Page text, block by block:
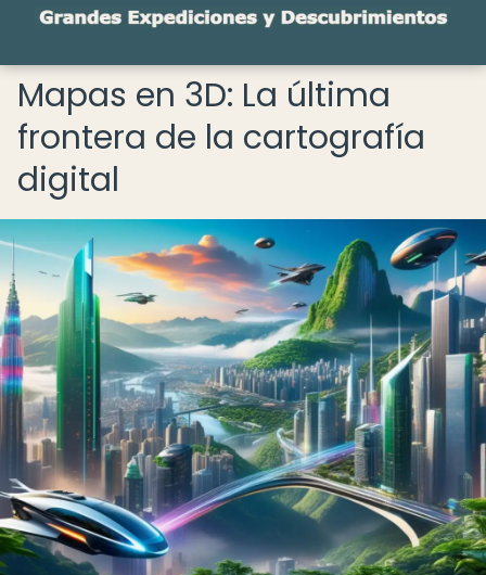
Mapas en 3D: La última
frontera de la cartografía
digital